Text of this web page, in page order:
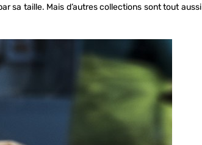
sa taille. Mais d’autres collections sont tout aussi